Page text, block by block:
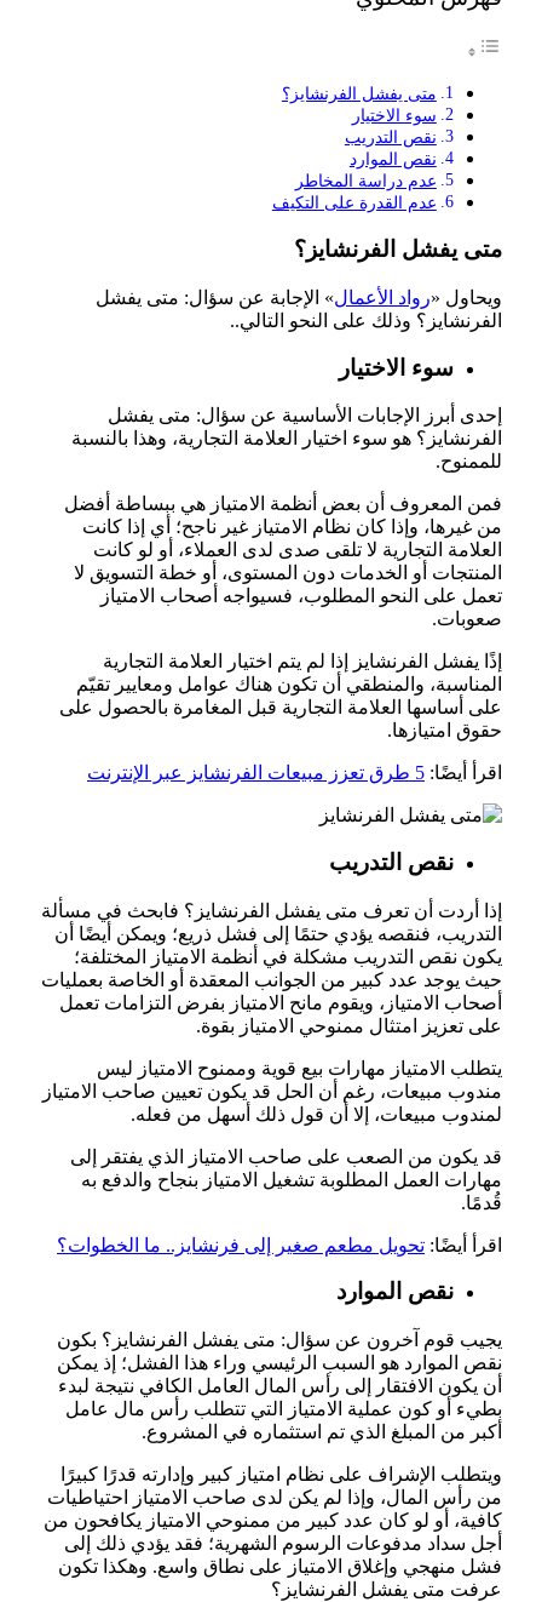
متى يفشل الفرنشايز؟
سوء الاختيار
نقص التدريب
نقص الموارد
عدم دراسة المخاطر
عدم القدرة على التكيف
متى يفشل الفرنشايز؟
ويحاول «رواد الأعمال» الإجابة عن سؤال: متى يفشل
الفرنشايز؟ وذلك على النحو التالي..
سوء الاختيار
إحدى أبرز الإجابات الأساسية عن سؤال: متى يفشل
الفرنشايز؟ هو سوء اختيار العلامة التجارية، وهذا بالنسبة
للممنوح.
فمن المعروف أن بعض أنظمة الامتياز هي ببساطة أفضل
من غيرها، وإذا كان نظام الامتياز غير ناجح؛ أي إذا كانت
العلامة التجارية لا تلقى صدى لدى العملاء، أو لو كانت
المنتجات أو الخدمات دون المستوى، أو خطة التسويق لا
تعمل على النحو المطلوب، فسيواجه أصحاب الامتياز
صعوبات.
إذًا يفشل الفرنشايز إذا لم يتم اختيار العلامة التجارية
المناسبة، والمنطقي أن تكون هناك عوامل ومعايير تقيّم
على أساسها العلامة التجارية قبل المغامرة بالحصول على
حقوق امتيازها.
اقرأ أيضًا: 5 طرق تعزز مبيعات الفرنشايز عبر الإنترنت
نقص التدريب
إذا أردت أن تعرف متى يفشل الفرنشايز؟ فابحث في مسألة
التدريب، فنقصه يؤدي حتمًا إلى فشل ذريع؛ ويمكن أيضًا أن
يكون نقص التدريب مشكلة في أنظمة الامتياز المختلفة؛
حيث يوجد عدد كبير من الجوانب المعقدة أو الخاصة بعمليات
أصحاب الامتياز، ويقوم مانح الامتياز بفرض التزامات تعمل
على تعزيز امتثال ممنوحي الامتياز بقوة.
يتطلب الامتياز مهارات بيع قوية وممنوح الامتياز ليس
مندوب مبيعات، رغم أن الحل قد يكون تعيين صاحب الامتياز
لمندوب مبيعات، إلا أن قول ذلك أسهل من فعله.
قد يكون من الصعب على صاحب الامتياز الذي يفتقر إلى
مهارات العمل المطلوبة تشغيل الامتياز بنجاح والدفع به
قُدمًا.
اقرأ أيضًا: تحويل مطعم صغير إلى فرنشايز.. ما الخطوات؟
نقص الموارد
يجيب قوم آخرون عن سؤال: متى يفشل الفرنشايز؟ بكون
نقص الموارد هو السبب الرئيسي وراء هذا الفشل؛ إذ يمكن
أن يكون الافتقار إلى رأس المال العامل الكافي نتيجة لبدء
بطيء أو كون عملية الامتياز التي تتطلب رأس مال عامل
أكبر من المبلغ الذي تم استثماره في المشروع.
ويتطلب الإشراف على نظام امتياز كبير وإدارته قدرًا كبيرًا
من رأس المال، وإذا لم يكن لدى صاحب الامتياز احتياطيات
كافية، أو لو كان عدد كبير من ممنوحي الامتياز يكافحون من
أجل سداد مدفوعات الرسوم الشهرية؛ فقد يؤدي ذلك إلى
فشل منهجي وإغلاق الامتياز على نطاق واسع. وهكذا تكون
عرفت متى يفشل الفرنشايز؟